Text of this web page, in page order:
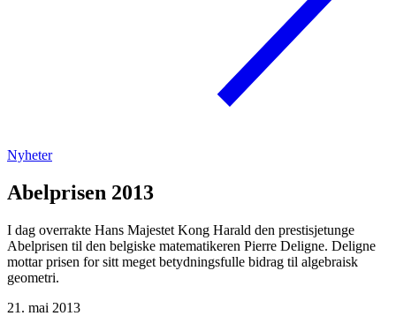
Nyheter
Abelprisen 2013
I dag overrakte Hans Majestet Kong Harald den prestisjetunge
Abelprisen til den belgiske matematikeren Pierre Deligne. Deligne
mottar prisen for sitt meget betydningsfulle bidrag til algebraisk
geometri.
21. mai 2013